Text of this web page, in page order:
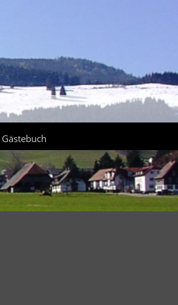
Gästebuch